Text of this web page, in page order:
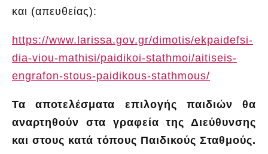
και (απευθείας):
https://www.larissa.gov.gr/dimotis/ekpaidefsi-
dia-viou-mathisi/paidikoi-stathmoi/aitiseis-
engrafon-stous-paidikous-stathmous/
Τα αποτελέσματα επιλογής παιδιών θα
αναρτηθούν στα γραφεία της Διεύθυνσης
και στους κατά τόπους Παιδικούς Σταθμούς.